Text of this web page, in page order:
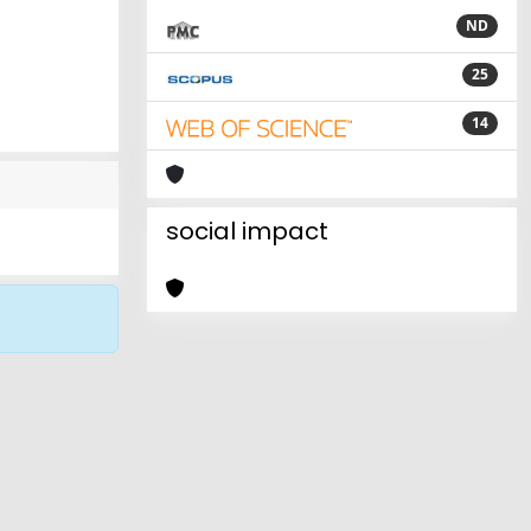
ND
25
14
social impact